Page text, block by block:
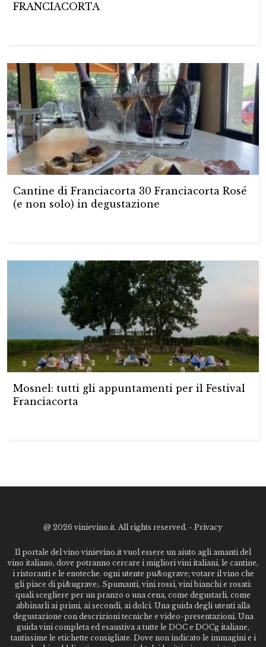
FRANCIACORTA
Cantine di Franciacorta 30 Franciacorta Rosé
(e non solo) in degustazione
Mosnel: tutti gli appuntamenti per il Festival
Franciacorta
@ 2026 vinievino.it. All rights reserved. - Privacy
Il portale del vino vinievino.it vuol essere un aiuto agli amanti del
vino italiano, dove potranno cercare i migliori vini italiani, le cantine,
i ristoranti e le enoteche. ogni utente pu&ograve; votare il vino che
gli piace di pi&ugrave;. Spumanti, vini rossi, vini bianchi e rosati:
quali scegliere per un pranzo o una cena, come degustarli, come
abbinarli ai primi, ai secondi, ai dolci. Una guida degli utenti alla
degustazione con descrizioni tecniche e video-presentazioni. Una
guida vini completa ed esaustiva a tutte le DOC e DOCg italiane,
tantissime le etichette consigliate. Dove non indicato le immagini e i